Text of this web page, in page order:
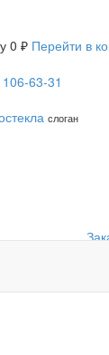
0 ₽ Перейти в
106-63-31
слоган